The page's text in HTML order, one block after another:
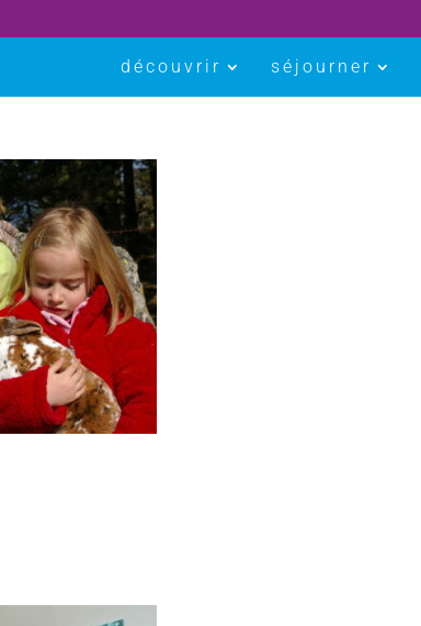
découvrir séjourner